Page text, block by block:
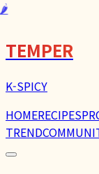
🌶️
TEMPER
K-SPICY
HOMERECIPES
TREND